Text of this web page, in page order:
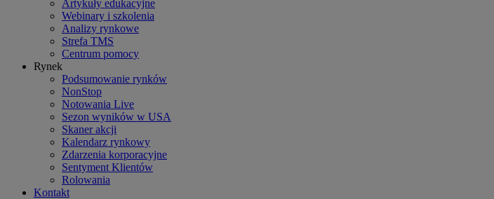
Artykuły edukacyjne
Webinary i szkolenia
Analizy rynkowe
Strefa TMS
Centrum pomocy
Rynek
Podsumowanie rynków
NonStop
Notowania Live
Sezon wyników w USA
Skaner akcji
Kalendarz rynkowy
Zdarzenia korporacyjne
Sentyment Klientów
Rolowania
Kontakt